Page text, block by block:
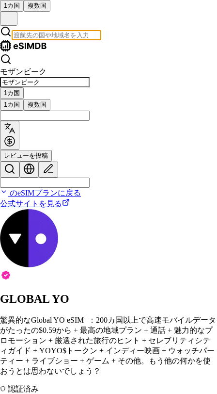
1カ国 複数国
モザンビーク
1カ国
1カ国
複数国
レビューを投稿
のeSIMプランに戻る
公式サイトを見る
GLOBAL YO
驚異的なGlobal YO eSIM+：200カ国以上で高速モバイルデータ
がたったの$0.59から + 最高の地域プラン + 通話 + 魅力的なプ
ロモーション + 厳選された旅行のヒント + セレブリティシテ
ィガイド + YOYO$トークン + インディー映画 + ウォッチパー
ティー + ライブショー + ゲーム + その他。もう他の何かを使
おうとは思わないでしょう？
認証済み